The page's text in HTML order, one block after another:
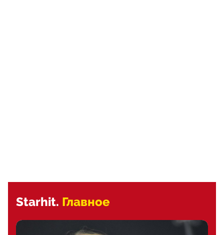
Starhit. Главное